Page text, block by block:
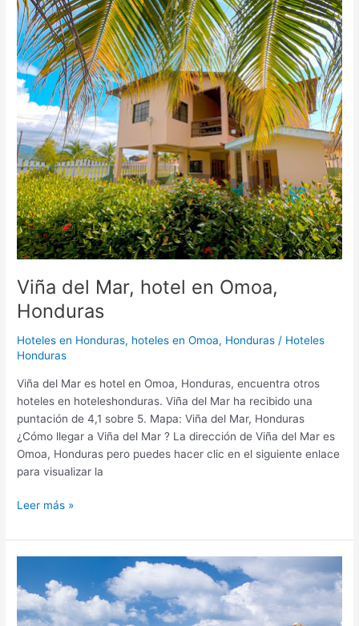
Viña del Mar, hotel en Omoa,
Honduras
Hoteles en Honduras, hoteles en Omoa, Honduras / Hoteles
Honduras
Viña del Mar es hotel en Omoa, Honduras, encuentra otros
hoteles en hoteleshonduras. Viña del Mar ha recibido una
puntación de 4,1 sobre 5. Mapa: Viña del Mar, Honduras
¿Cómo llegar a Viña del Mar ? La dirección de Viña del Mar es
Omoa, Honduras pero puedes hacer clic en el siguiente enlace
para visualizar la
Viña
del
Mar,
hotel
en
Omoa,
Honduras
Leer más »
Resort,
hotel
en